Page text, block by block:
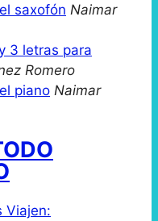
saxofón Naimar
3 letras para
Romero
piano Naimar
Viajen: